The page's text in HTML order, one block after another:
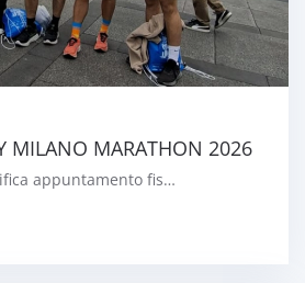
MILANO MARATHON 2026
appuntamento fis…